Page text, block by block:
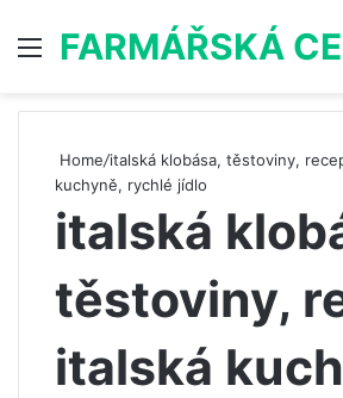
Menu
FARMÁŘSKÁ
Home/italská klobása, těstoviny,
kuchyně, rychlé jídlo
italská
těstoviny,
italská